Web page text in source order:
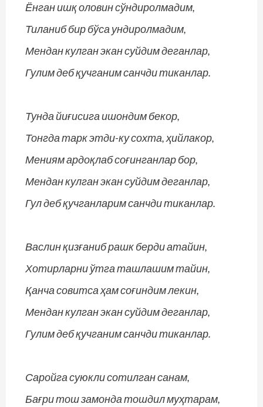
Ёнган ишқ оловин сўндиролмадим,
Тиланиб бир бўса ундиролмадим,
Мендан кулган экан суйдим деганлар,
Гулим деб қучганим санчди тиканлар.
Тунда йиғисига ишондим бекор,
Тонгда тарк этди-ку сохта, ҳийлакор,
Мениям ардоқлаб соғинганлар бор,
Мендан кулган экан суйдим деганлар,
Гул деб қучганларим санчди тиканлар.
Васлин қизғаниб рашк берди атайин,
Хотирларни ўтга ташлашим тайин,
Қанча совитса ҳам соғиндим лекин,
Мендан кулган экан суйдим деганлар,
Гулим деб қучганим санчди тиканлар.
Саройга суюкли сотилган санам,
Бағри тош замонда тошдил муҳтарам,